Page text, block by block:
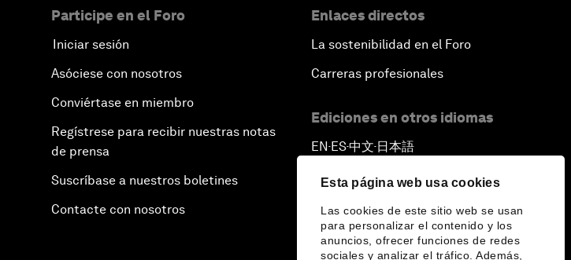
Esta página web usa cookies
Las cookies de este sitio web se usan
para personalizar el contenido y los
anuncios, ofrecer funciones de redes
sociales y analizar el tráfico. Además,
Participe en el Foro
Iniciar sesión
Asóciese con nosotros
Conviértase en miembro
Regístrese para recibir nuestras notas
de prensa
Suscríbase a nuestros boletines
Contacte con nosotros
Enlaces directos
La sostenibilidad en el Foro
Carreras profesionales
Ediciones en otros idiomas
EN ▪ES▪中文▪ 日本語